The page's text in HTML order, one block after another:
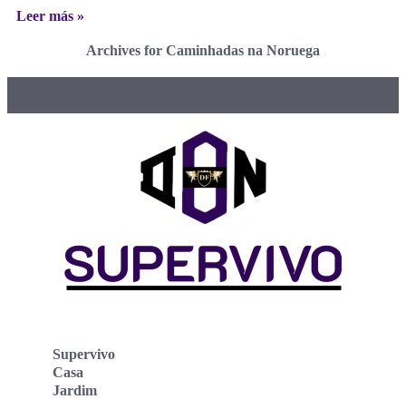
Leer más »
Archives for Caminhadas na Noruega
Supervivo
Casa
Jardim